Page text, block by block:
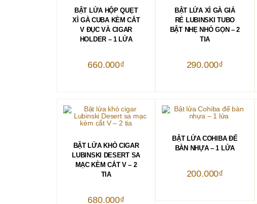
THÊM VÀO GIỎ HÀNG
BẬT LỬA HỘP QUẸT
XÌ GÀ CUBA KÈM CẮT
V ĐỤC VÀ CIGAR
HOLDER – 1 LỬA
660.000₫
THÊM VÀO GIỎ HÀNG
BẬT LỬA XÌ GÀ GIÁ
RẺ LUBINSKI TUBO
BẬT NHẸ NHỎ GỌN – 2
TIA
290.000₫
THÊM VÀO GIỎ HÀNG
BẬT LỬA KHÒ CIGAR
LUBINSKI DESERT SA
MẠC KÈM CẮT V – 2
TIA
680.000₫
THÊM VÀO GIỎ HÀNG
BẬT LỬA COHIBA ĐỂ
BÀN NHỰA – 1 LỬA
200.000₫